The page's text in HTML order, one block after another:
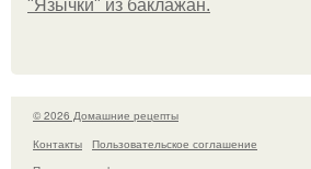
"Язычки" из баклажан.
© 2026 Домашние рецепты
Контакты
Пользовательское соглашение